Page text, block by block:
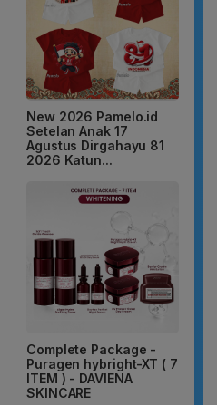
New 2026 Pamelo.id
Setelan Anak 17
Agustus Dirgahayu 81
2026 Katun...
Complete Package -
Puragen hybright-XT ( 7
ITEM ) - DAVIENA
SKINCARE